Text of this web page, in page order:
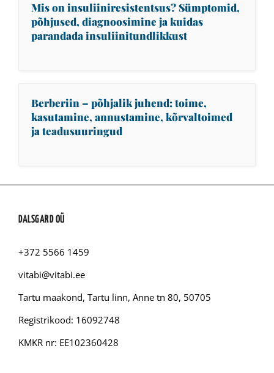
Mis on insuliiniresistentsus? Sümptomid,
põhjused, diagnoosimine ja kuidas
parandada insuliinitundlikkust
Berberiin – põhjalik juhend: toime,
kasutamine, annustamine, kõrvaltoimed
ja teadusuuringud
DALSGARD OÜ
+372 5566 1459
vitabi@vitabi.ee
Tartu maakond, Tartu linn, Anne tn 80, 50705
Registrikood: 16092748
KMKR nr: EE102360428